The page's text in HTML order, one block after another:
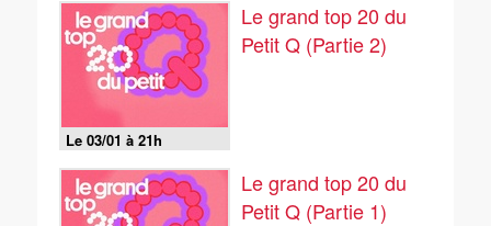
Le 03/01 à 21h
Le grand top 20 du
Petit Q (Partie 2)
Le grand top 20 du
Petit Q (Partie 1)